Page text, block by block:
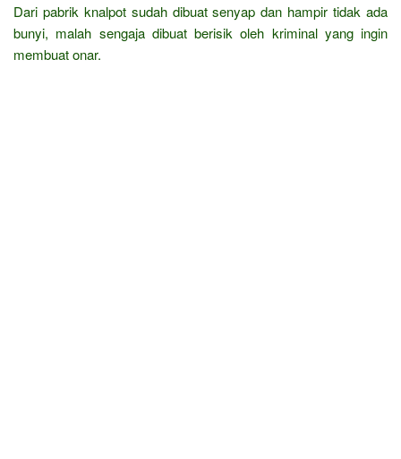
Dari pabrik knalpot sudah dibuat senyap dan hampir tidak ada
bunyi, malah sengaja dibuat berisik oleh kriminal yang ingin
membuat onar.